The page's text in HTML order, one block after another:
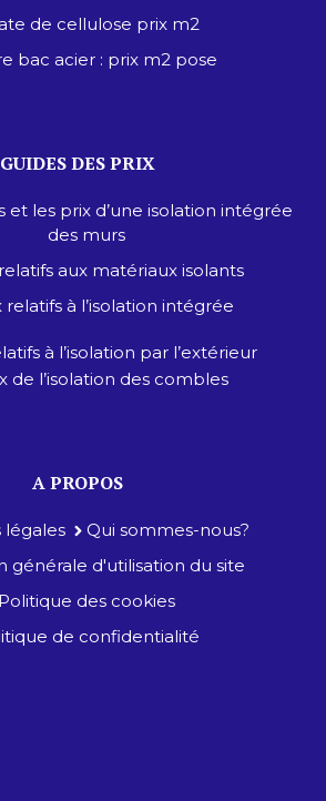
de cellulose prix m2
bac acier : prix m2 pose
GUIDES DES PRIX
et les prix d’une isolation intégrée
des murs
aux matériaux isolants
relatifs à l’isolation intégrée
à l’isolation par l’extérieur
de l’isolation des combles
A PROPOS
légales
Qui sommes-nous?
générale d'utilisation du site
Politique des cookies
de confidentialité